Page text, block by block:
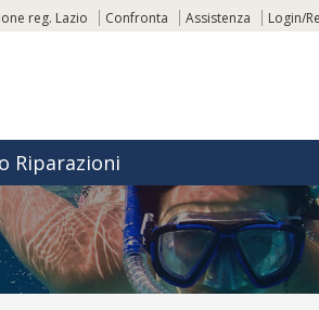
reg. Lazio Confronta Assistenza
Login/
Riparazioni